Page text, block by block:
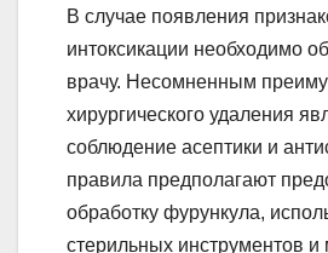
В случае появления
интоксикации необходимо
врачу. Несомненным
хирургического удаления
соблюдение асептики и
правила предполагают
обработку фурункула,
стерильных инструментов